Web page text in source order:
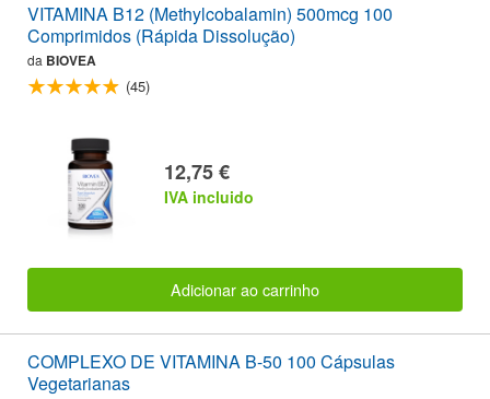
VITAMINA B12 (Methylcobalamin) 500mcg 100
Comprimidos (Rápida Dissolução)
da BIOVEA
(45)
12,75 €
IVA incluido
Adicionar ao carrinho
COMPLEXO DE VITAMINA B-50 100 Cápsulas
Vegetarianas